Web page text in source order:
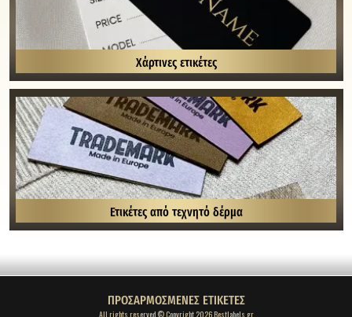
Χάρτινες ετικέτες
Ετικέτες από τεχνητό δέρμα
ΠΡΟΣΑΡΜΟΣΜΕΝΕΣ ΕΤΙΚΕΤΕΣ
All rights reserved © Copyright 2026 Bestlabels.gr